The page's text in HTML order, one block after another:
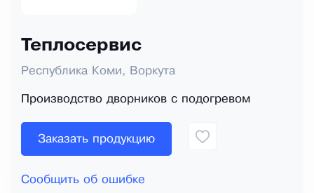
Теплосервис
Республика Коми, Воркута
Производство дворников с подогревом
Заказать продукцию
Сообщить об ошибке